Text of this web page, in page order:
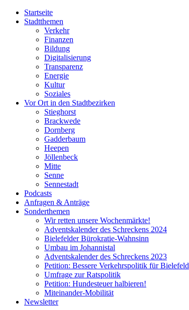
Startseite
Stadtthemen
Verkehr
Finanzen
Bildung
Digitalisierung
Transparenz
Energie
Kultur
Soziales
Vor Ort in den Stadtbezirken
Stieghorst
Brackwede
Dornberg
Gadderbaum
Heepen
Jöllenbeck
Mitte
Senne
Sennestadt
Podcasts
Anfragen & Anträge
Sonderthemen
Wir retten unsere Wochenmärkte!
Adventskalender des Schreckens 2024
Bielefelder Bürokratie-Wahnsinn
Umbau im Johannistal
Adventskalender des Schreckens 2023
Petition: Bessere Verkehrspolitik für Bielefeld​​
Umfrage zur Ratspolitik
Petition: Hundesteuer halbieren!
Miteinander-Mobilität
Newsletter